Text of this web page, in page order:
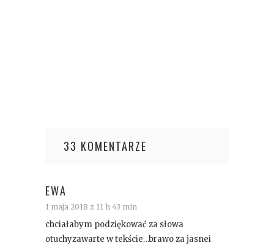
33 KOMENTARZE
EWA
1 maja 2018 z 11 h 43 min
chciałabym podziękować za słowa
otuchyzawarte w tekście…brawo za jasnei